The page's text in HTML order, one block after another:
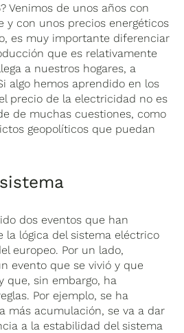
Venimos de unos años con
y con unos precios energéticos
es muy importante diferenciar
que es relativamente
a nuestros hogares, a
algo hemos aprendido en los
precio de la electricidad no es
de muchas cuestiones, como
geopolíticos que puedan
dos eventos que han
la lógica del sistema eléctrico
europeo. Por un lado,
evento que se vivió y que
que, sin embargo, ha
Por ejemplo, se ha
más acumulación, se va a dar
a la estabilidad del sistema